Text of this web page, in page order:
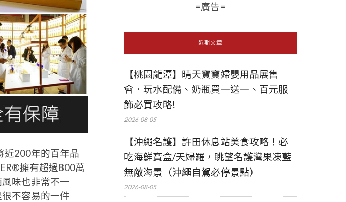
近200年的百年品
擁有超過800萬
味也非常不一
不容易的一件
=廣告=
近期文章
【桃園龍潭】晴天寶寶婦嬰用品展售
會．玩水配備、奶瓶買一送一、百元服
飾必買攻略!
2026-08-05
【沖繩名護】許田休息站美食攻略！必
吃海鮮寶盒/天婦羅，眺望名護灣果凍藍
無敵海景（沖繩自駕必停景點）
2026-08-05